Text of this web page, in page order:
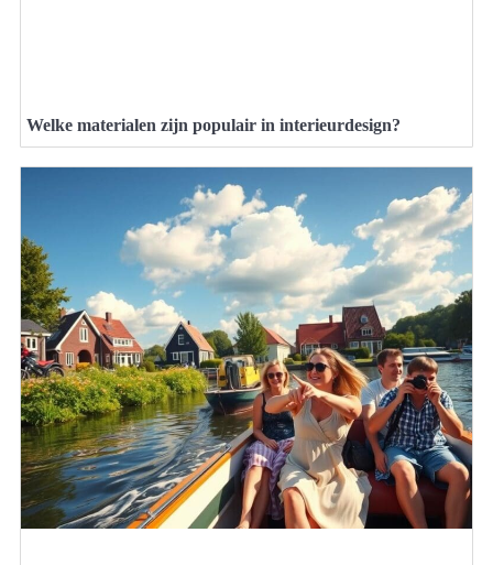
Welke materialen zijn populair in interieurdesign?